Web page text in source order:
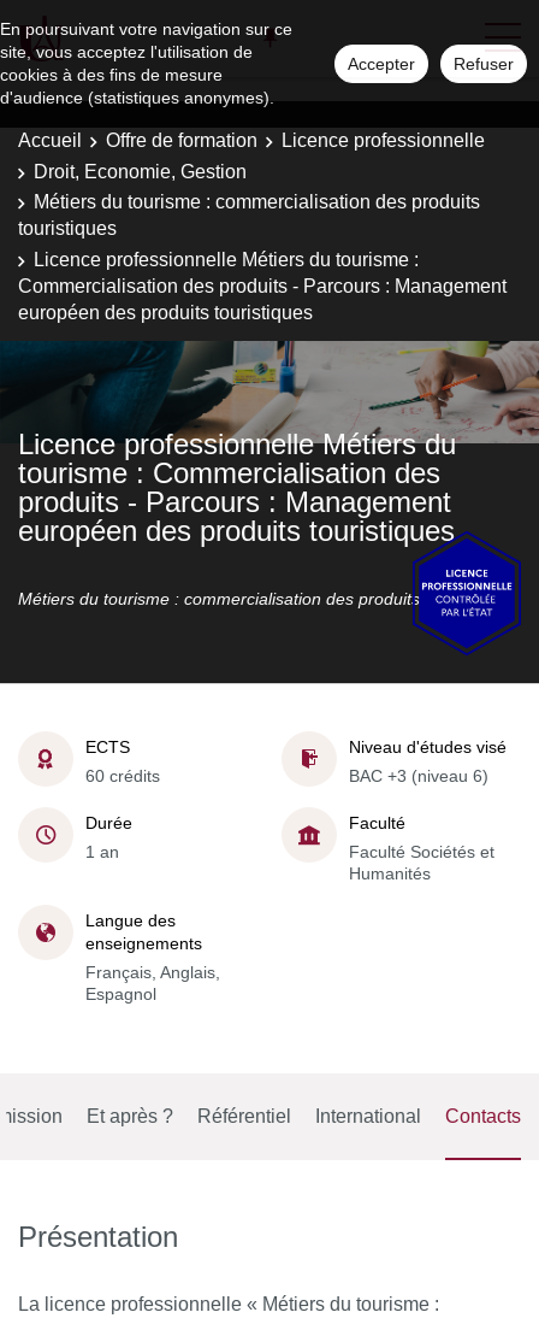
En poursuivant votre navigation sur ce
site, vous acceptez l'utilisation de
cookies à des fins de mesure
d'audience (statistiques anonymes).
Accepter Refuser
Accueil Offre de formation
Licence professionnelle
Droit, Economie, Gestion
Métiers du tourisme : commercialisation des produits
touristiques
Licence professionnelle Métiers du tourisme :
Commercialisation des produits - Parcours : Management
européen des produits touristiques
Licence professionnelle Métiers du
tourisme : Commercialisation des
produits - Parcours : Management
européen des produits touristiques
Métiers du tourisme : commercialisation des produits touristiques
ECTS
60 crédits
Niveau d'études visé
BAC +3 (niveau 6)
Durée
1 an
Faculté
Faculté Sociétés et
Humanités
Langue des
enseignements
Français, Anglais,
Espagnol
Et après ? Référentiel International Contacts
Présentation
La licence professionnelle « Métiers du tourisme :